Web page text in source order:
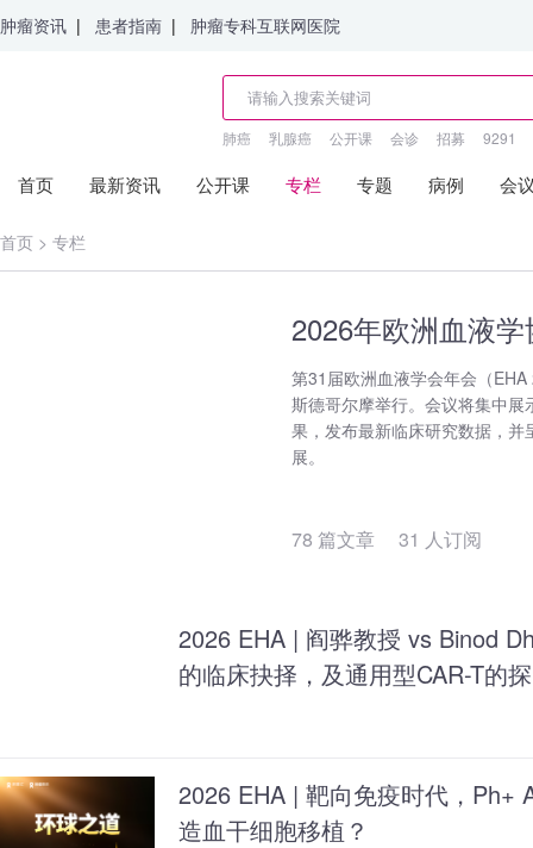
肿瘤资讯 | 患者指南 | 肿瘤专科互联网医院
肺癌 乳腺癌 公开课 会诊 招募 9291
首页 最新资讯 公开课 专栏 专题 病例 会
首页 > 专栏
2026年欧洲血液
第31届欧洲血液学会年会（
斯德哥尔摩举行。会议将集中
果，发布最新临床研究数据，
展。
78 篇文章 31 人订阅
2026 EHA | 阎骅教授 vs Binod Dhakal教授：CAR-T与双抗
的临床抉择，及通用型CAR-T的
2026 EHA | 靶向免疫时代，Ph+
造血干细胞移植？